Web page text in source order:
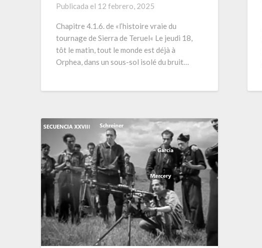
Publicada el 12 febrero, 2025
Chapitre 4.1.6. de «l’histoire vraie du
tournage de Sierra de Teruel« Le jeudi 18,
tôt le matin, tout le monde est déjà à
Orphea, dans un sous-sol isolé du bruit…